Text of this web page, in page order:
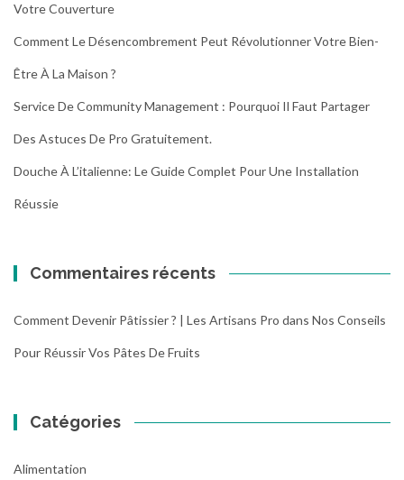
Votre Couverture
Comment Le Désencombrement Peut Révolutionner Votre Bien-
Être À La Maison ?
Service De Community Management : Pourquoi Il Faut Partager
Des Astuces De Pro Gratuitement.
Douche À L’italienne: Le Guide Complet Pour Une Installation
Réussie
Commentaires récents
Comment Devenir Pâtissier ? | Les Artisans Pro dans Nos Conseils
Pour Réussir Vos Pâtes De Fruits
Catégories
Alimentation